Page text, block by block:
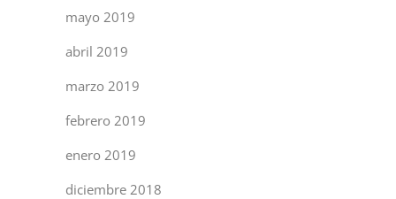
mayo 2019
abril 2019
marzo 2019
febrero 2019
enero 2019
diciembre 2018